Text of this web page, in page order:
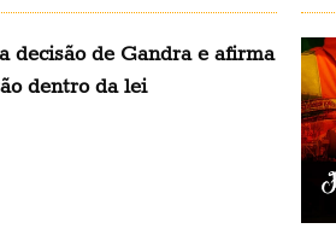
decisão de Gandra e afirma
dentro da lei